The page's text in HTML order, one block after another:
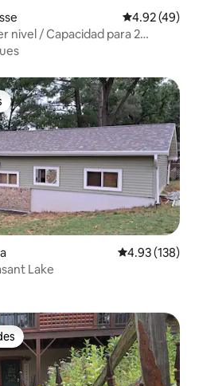
Calificación
4.92 (49)
nivel / Capacidad para 2
Calificación
4.93 (138)
Lake
entre huéspedes